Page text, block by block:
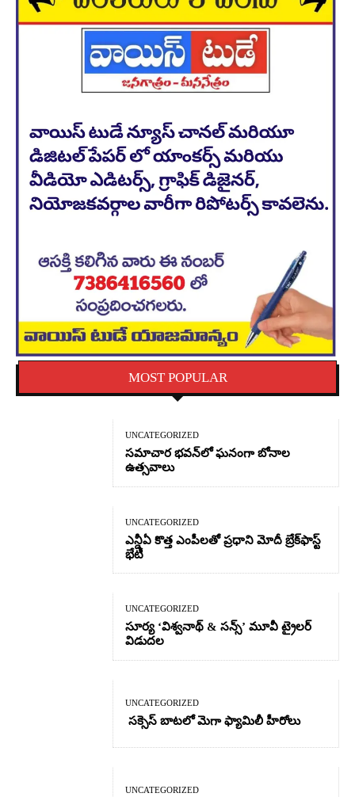
MOST POPULAR
UNCATEGORIZED
సమాచార భవన్‌లో ఘనంగా బోనాల
ఉత్సవాలు
UNCATEGORIZED
ఎన్డీఏ కొత్త ఎంపీలతో ప్రధాని మోదీ బ్రేక్‌ఫాస్ట్
భేటీ
UNCATEGORIZED
సూర్య ‘విశ్వనాథ్ & సన్స్’ మూవీ ట్రైలర్
విడుదల
UNCATEGORIZED
సక్సెస్ బాటలో మెగా ఫ్యామిలీ హీరోలు
UNCATEGORIZED